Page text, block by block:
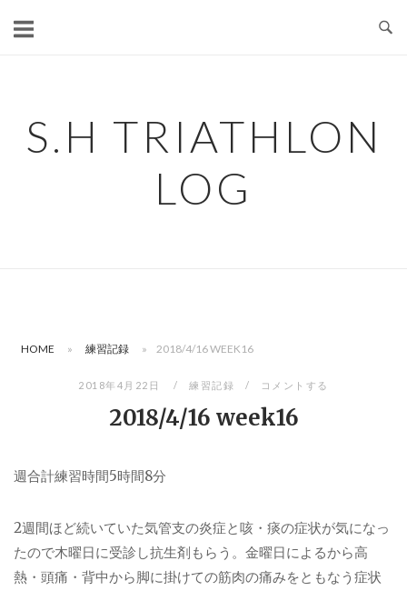
S.H TRIATHLON
LOG
HOME » 練習記録 » 2018/4/16 WEEK16
2018年4月22日 練習記録 コメントする
2018/4/16 week16
週合計練習時間5時間8分
2週間ほど続いていた気管支の炎症と咳・痰の症状が気になっ
たので木曜日に受診し抗生剤もらう。金曜日によるから高
熱・頭痛・背中から脚に掛けての筋肉の痛みをともなう症状